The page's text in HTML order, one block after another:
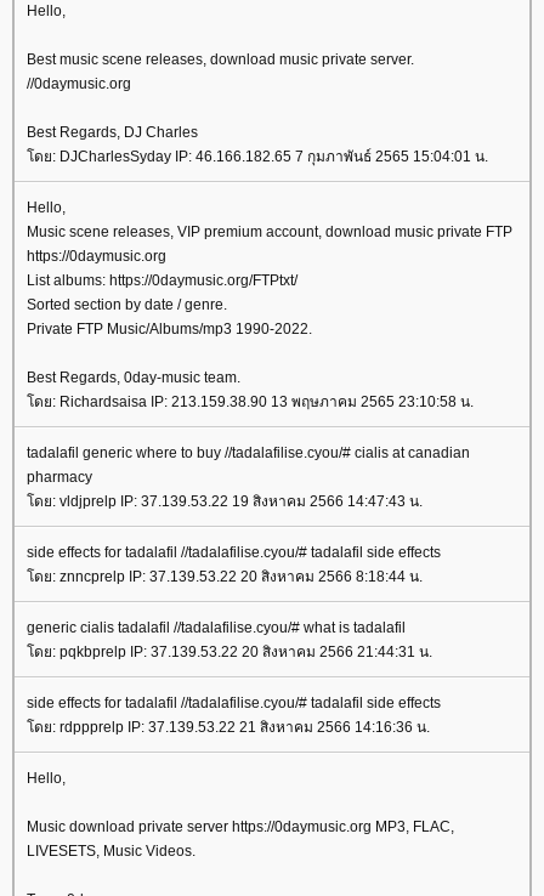
Hello,
Best music scene releases, download music private server.
//0daymusic.org
Best Regards, DJ Charles
ดย: DJCharlesSyday IP: 46.166.182.65 7 กุมภาพันธ์ 2565 15:04:01 น.
Hello,
Music scene releases, VIP premium account, download music private FTP
https://0daymusic.org
List albums: https://0daymusic.org/FTPtxt/
Sorted section by date / genre.
Private FTP Music/Albums/mp3 1990-2022.
Best Regards, 0day-music team.
ดย: Richardsaisa IP: 213.159.38.90 13 พฤษภาคม 2565 23:10:58 น.
tadalafil generic where to buy //tadalafilise.cyou/# cialis at canadian
pharmacy
ดย: vldjprelp IP: 37.139.53.22 19 สิงหาคม 2566 14:47:43 น.
side effects for tadalafil //tadalafilise.cyou/# tadalafil side effects
ดย: znncprelp IP: 37.139.53.22 20 สิงหาคม 2566 8:18:44 น.
generic cialis tadalafil //tadalafilise.cyou/# what is tadalafil
ดย: pqkbprelp IP: 37.139.53.22 20 สิงหาคม 2566 21:44:31 น.
side effects for tadalafil //tadalafilise.cyou/# tadalafil side effects
ดย: rdppprelp IP: 37.139.53.22 21 สิงหาคม 2566 14:16:36 น.
Hello,
Music download private server https://0daymusic.org MP3, FLAC,
LIVESETS, Music Videos.